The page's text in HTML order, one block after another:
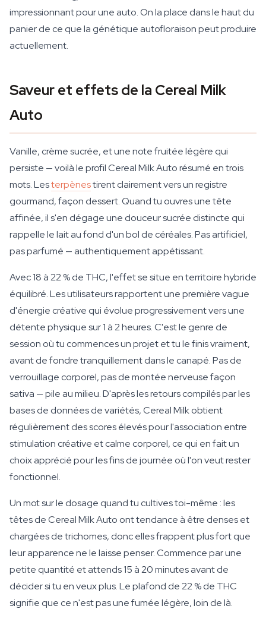
impressionnant pour une auto. On la place dans le haut du
panier de ce que la génétique autofloraison peut produire
actuellement.
Saveur et effets de la Cereal Milk
Auto
Vanille, crème sucrée, et une note fruitée légère qui
persiste — voilà le profil Cereal Milk Auto résumé en trois
mots. Lesterpènestirent clairement vers un registre
gourmand, façon dessert. Quand tu ouvres une tête
affinée, il s'en dégage une douceur sucrée distincte qui
rappelle le lait au fond d'un bol de céréales. Pas artificiel,
pas parfumé — authentiquement appétissant.
Avec 18 à 22 % de THC, l'effet se situe en territoire hybride
équilibré. Les utilisateurs rapportent une première vague
d'énergie créative qui évolue progressivement vers une
détente physique sur 1 à 2 heures. C'est le genre de
session où tu commences un projet et tu le finis vraiment,
avant de fondre tranquillement dans le canapé. Pas de
verrouillage corporel, pas de montée nerveuse façon
sativa — pile au milieu. D'après les retours compilés par les
bases de données de variétés, Cereal Milk obtient
régulièrement des scores élevés pour l'association entre
stimulation créative et calme corporel, ce qui en fait un
choix apprécié pour les fins de journée où l'on veut rester
fonctionnel.
Un mot sur le dosage quand tu cultives toi-même : les
têtes de Cereal Milk Auto ont tendance à être denses et
chargées de trichomes, donc elles frappent plus fort que
leur apparence ne le laisse penser. Commence par une
petite quantité et attends 15 à 20 minutes avant de
décider si tu en veux plus. Le plafond de 22 % de THC
signifie que ce n'est pas une fumée légère, loin de là.